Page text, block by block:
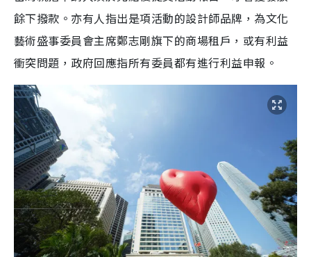
餘下撥款。亦有人指出是項活動的設計師品牌，為文化
藝術盛事委員會主席鄭志剛旗下的商場租戶，或有利益
衝突問題，政府回應指所有委員都有進行利益申報。